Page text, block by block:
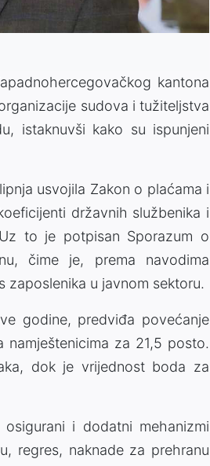
kantona
sudova i tužiteljstva
istaknuvši kako su ispunjeni
usvojila Zakon o plaćama i
državnih službenika i
to je potpisan Sporazum o
čime je, prema navodima
zaposlenika u javnom sektoru.
godine, predviđa povećanje
za 21,5 posto.
dok je vrijednost boda za
i dodatni mehanizmi
regres, naknade za prehranu